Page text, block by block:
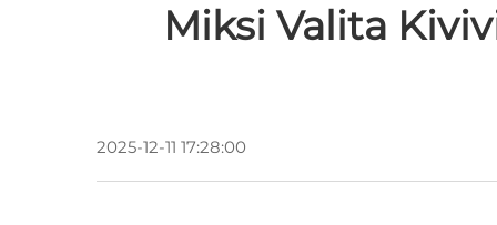
Miksi Valita
2025-12-11 17:28:00